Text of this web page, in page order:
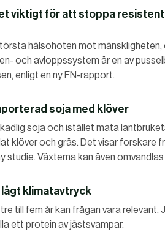
viktigt för att stoppa
hälsohoten mot mänskligheten,
och avloppssystem är en av
enligt en ny FN-rapport.
soja med klöver
soja och istället mata
klöver och gräs. Det visar forskare
studie. Växterna kan även
klimatavtryck
till fem år kan frågan vara relevant.
ett protein av jästsvampar.